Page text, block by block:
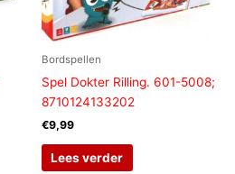
Bordspellen
Spel Dokter Rilling. 601-5008;
8710124133202
€9,99
Lees verder